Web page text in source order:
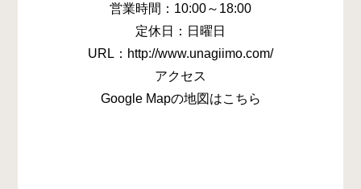
営業時間：10:00～18:00
定休日：日曜日
URL：http://www.unagiimo.com/
アクセス
Google Mapの地図はこちら